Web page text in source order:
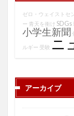
ゼロ・ウェイストセ
ー 青天を衝け SDGs
小学生新聞
ルギー 受験 ニ
アーカイブ